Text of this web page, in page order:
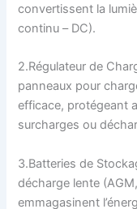
convertissent la
continu – DC).
2.Régulateur de
panneaux pour
efficace, protégeant
surcharges ou
3.Batteries de
décharge lente
emmagasinent